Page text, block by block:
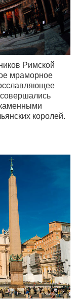
Римской
мраморное
королей.